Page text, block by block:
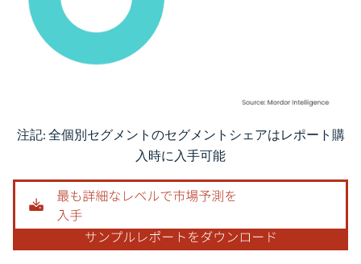
画像 © Mordor Intelligence。再利用にはCC BY 4.0の表示が必要です。
注記: 全個別セグメントのセグメントシェアはレポート購
入時に入手可能